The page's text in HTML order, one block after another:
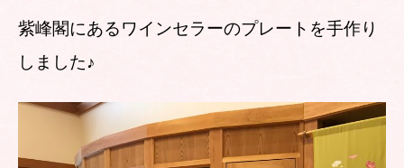
紫峰閣にあるワインセラーのプレートを手作り
しました♪